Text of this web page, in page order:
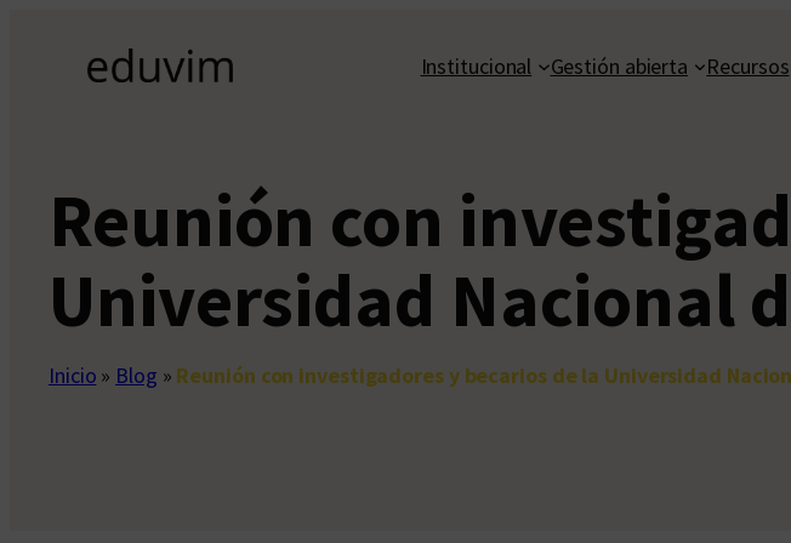
contenido
Institucional Gestión abierta Recursos
Reunión con
Universidad Nacional
Inicio » Blog » Reunión con investigadores y becarios de la Universidad